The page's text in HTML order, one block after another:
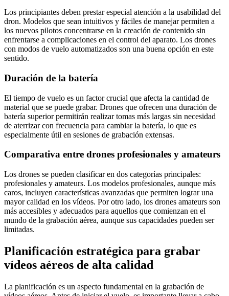
Los principiantes deben prestar especial atención a la usabilidad del
dron. Modelos que sean intuitivos y fáciles de manejar permiten a
los nuevos pilotos concentrarse en la creación de contenido sin
enfrentarse a complicaciones en el control del aparato. Los drones
con modos de vuelo automatizados son una buena opción en este
sentido.
Duración de la batería
El tiempo de vuelo es un factor crucial que afecta la cantidad de
material que se puede grabar. Drones que ofrecen una duración de
batería superior permitirán realizar tomas más largas sin necesidad
de aterrizar con frecuencia para cambiar la batería, lo que es
especialmente útil en sesiones de grabación extensas.
Comparativa entre drones profesionales y amateurs
Los drones se pueden clasificar en dos categorías principales:
profesionales y amateurs. Los modelos profesionales, aunque más
caros, incluyen características avanzadas que permiten lograr una
mayor calidad en los vídeos. Por otro lado, los drones amateurs son
más accesibles y adecuados para aquellos que comienzan en el
mundo de la grabación aérea, aunque sus capacidades pueden ser
limitadas.
Planificación estratégica para grabar
vídeos aéreos de alta calidad
La planificación es un aspecto fundamental en la grabación de